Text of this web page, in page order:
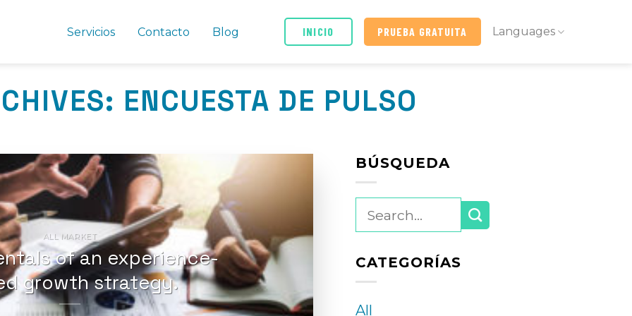
Servicios Contacto Blog INICIO PRUEBA GRATUITA Languages
ENCUESTA DE PULSO
ALL MARKET
of an experience-
growth strategy.
BÚSQUEDA
CATEGORÍAS
All